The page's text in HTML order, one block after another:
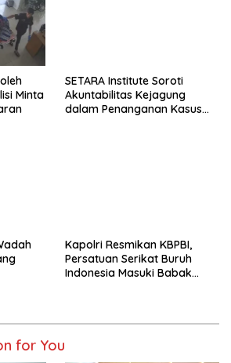
Minta
SETARA Institute Soroti
Akuntabilitas Kejagung
dalam Penanganan Kasus
Kapolri Resmikan KBPBI,
Persatuan Serikat Buruh
Indonesia Masuki Babak
for You